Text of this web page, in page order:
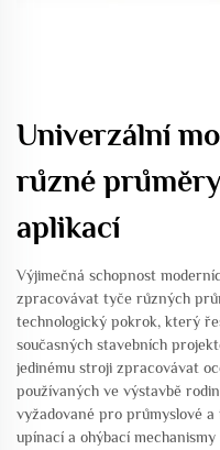
Univerzální
různé
aplikací
Výjimečná schopnost
zpracovávat tyče různých
technologický pokrok, který
současných stavebních
jedinému stroji zpracovávat
používaných ve výstavbě
vyžadované pro průmyslové
upínací a ohýbací